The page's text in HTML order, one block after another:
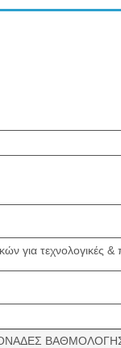
για τεχνολογικές &